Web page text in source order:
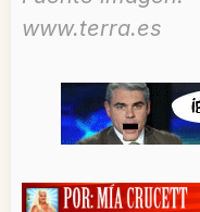
www.terra.es